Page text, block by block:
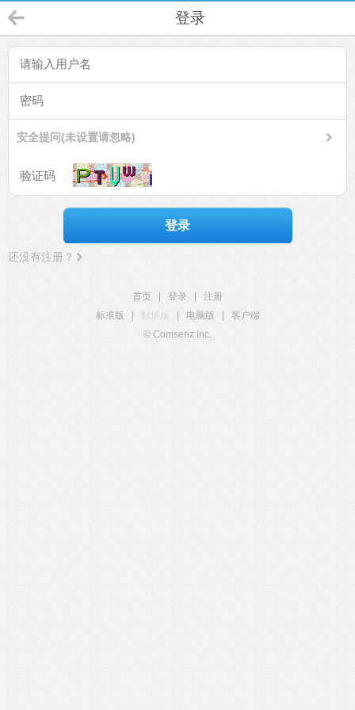
登录
安全提问(未设置请忽略)
登录
还没有注册？
首页 登录
注册
标准版
触屏版 电脑版
客户端
© Comsenz Inc.